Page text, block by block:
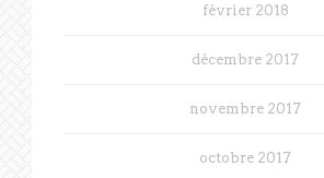
février 2018
décembre 2017
novembre 2017
octobre 2017